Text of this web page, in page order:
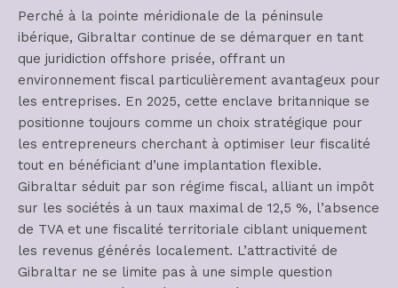
Perché à la pointe méridionale de la péninsule
ibérique, Gibraltar continue de se démarquer en tant
que juridiction offshore prisée, offrant un
environnement fiscal particulièrement avantageux pour
les entreprises. En 2025, cette enclave britannique se
positionne toujours comme un choix stratégique pour
les entrepreneurs cherchant à optimiser leur fiscalité
tout en bénéficiant d’une implantation flexible.
Gibraltar séduit par son régime fiscal, alliant un impôt
sur les sociétés à un taux maximal de 12,5 %, l’absence
de TVA et une fiscalité territoriale ciblant uniquement
les revenus générés localement. L’attractivité de
Gibraltar ne se limite pas à une simple question